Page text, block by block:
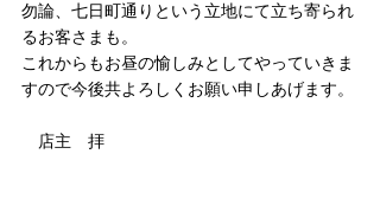
勿論、七日町通りという立地にて立ち寄られ
るお客さまも。
これからもお昼の愉しみとしてやっていきま
すので今後共よろしくお願い申しあげます。
店主　拝